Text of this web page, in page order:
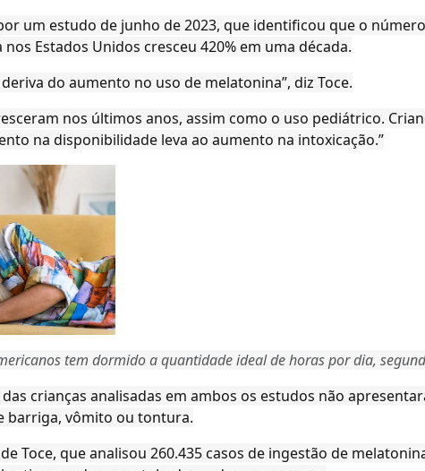
um estudo de junho de 2023, que identificou que o
Estados Unidos cresceu 420% em uma década.
do aumento no uso de melatonina”, diz Toce.
nos últimos anos, assim como o uso pediátrico.
na disponibilidade leva ao aumento na intoxicação.”
tem dormido a quantidade ideal de horas por dia,
crianças analisadas em ambos os estudos não
barriga, vômito ou tontura.
Toce, que analisou 260.435 casos de ingestão de